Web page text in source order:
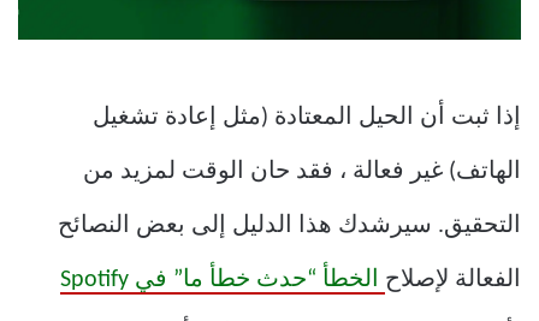
إذا ثبت أن الحيل المعتادة (مثل إعادة تشغيل
الهاتف) غير فعالة ، فقد حان الوقت لمزيد من
التحقيق. سيرشدك هذا الدليل إلى بعض النصائح
الفعالة لإصلاح الخطأ “حدث خطأ ما” في Spotify